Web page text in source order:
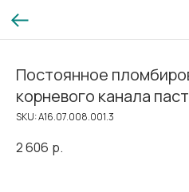
Постоянное
корневого канала
SKU:A16.07.008.001.3
2 606 р.